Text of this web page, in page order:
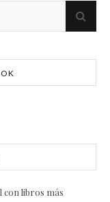
con libros más